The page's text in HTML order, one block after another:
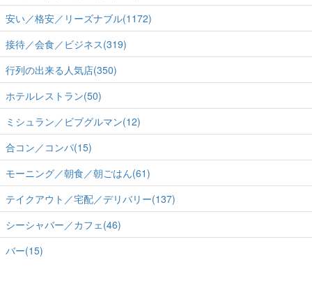
安い／格安／リーズナブル(1172)
接待／会食／ビジネス(319)
行列の出来る人気店(350)
ホテルレストラン(50)
ミシュラン／ビブグルマン(12)
合コン／コンパ(15)
モーニング／朝食／朝ごはん(61)
テイクアウト／宅配／デリバリー(137)
シーシャバー／カフェ(46)
バー(15)